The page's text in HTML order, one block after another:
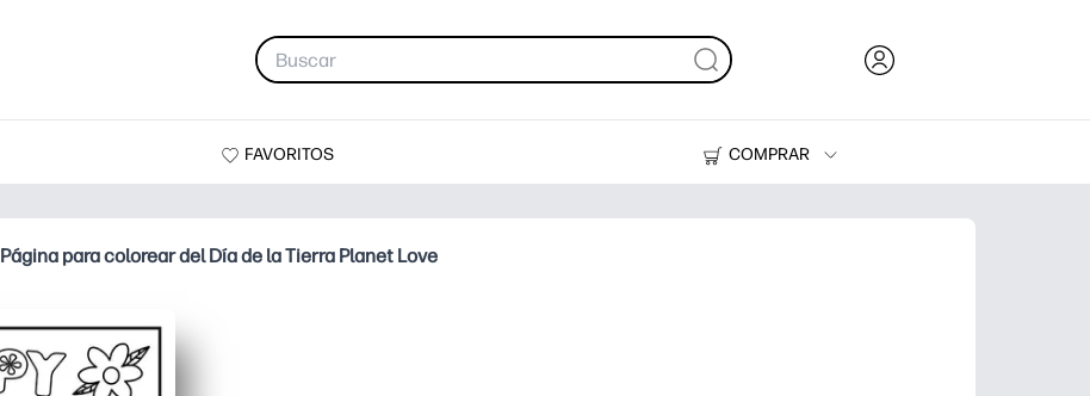
FAVORITOS
COMPRAR
Impresoras
Página para colorear del Día de la Tierra Planet Love